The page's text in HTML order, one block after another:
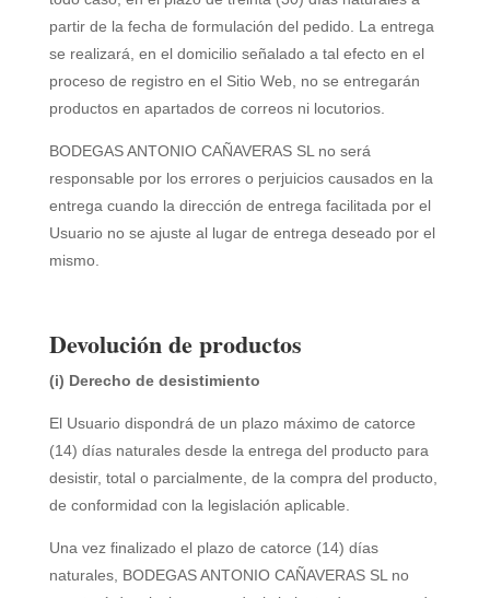
partir de la fecha de formulación del pedido. La entrega
se realizará, en el domicilio señalado a tal efecto en el
proceso de registro en el Sitio Web, no se entregarán
productos en apartados de correos ni locutorios.
BODEGAS ANTONIO CAÑAVERAS SL no será
responsable por los errores o perjuicios causados en la
entrega cuando la dirección de entrega facilitada por el
Usuario no se ajuste al lugar de entrega deseado por el
mismo.
Devolución de productos
(i) Derecho de desistimiento
El Usuario dispondrá de un plazo máximo de catorce
(14) días naturales desde la entrega del producto para
desistir, total o parcialmente, de la compra del producto,
de conformidad con la legislación aplicable.
Una vez finalizado el plazo de catorce (14) días
naturales, BODEGAS ANTONIO CAÑAVERAS SL no